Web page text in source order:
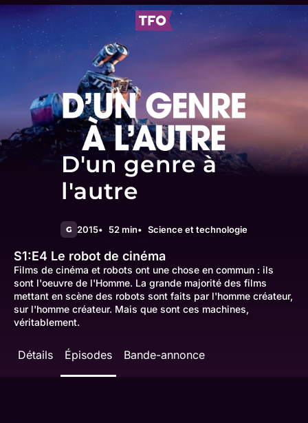
D'un genre à
l'autre
G 2015 52 min Science et technologie
S1:E4 Le robot de cinéma
Films de cinéma et robots ont une chose en commun : ils
sont l'oeuvre de l'Homme. La grande majorité des films
mettant en scène des robots sont faits par l'homme créateur,
sur l'homme créateur. Mais que sont ces machines,
véritablement.
Détails Épisodes Bande-annonce